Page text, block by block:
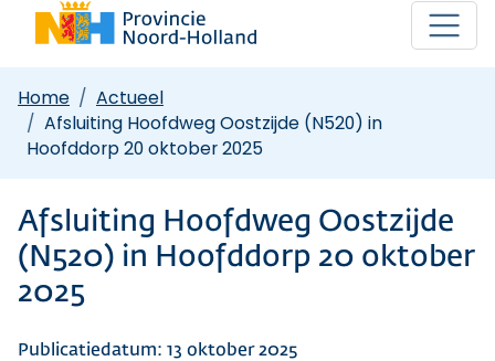
Home
Actueel
Afsluiting Hoofdweg Oostzijde (N520) in
Hoofddorp 20 oktober 2025
Afsluiting Hoofdweg Oostzijde
(N520) in Hoofddorp 20 oktober
2025
Publicatiedatum: 13 oktober 2025